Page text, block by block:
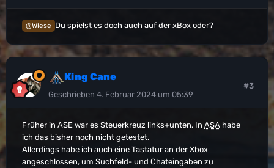
@Wiese Du spielst es doch auch auf der xBox oder?
King Cane
Geschrieben 4. Februar 2024 um 05:39
#3
Früher in ASE war es Steuerkreuz links+unten. In ASA habe
ich das bisher noch nicht getestet.
Allerdings habe ich auch eine Tastatur an der Xbox
angeschlossen, um Suchfeld- und Chateingaben zu